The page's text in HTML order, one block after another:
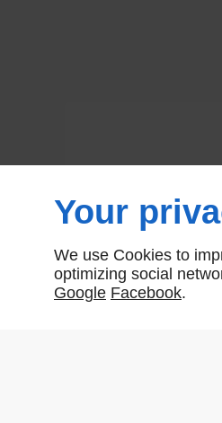
Your
We use Cookies to
optimizing social
Google Facebook.